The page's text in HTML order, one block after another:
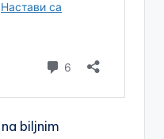
biljnim